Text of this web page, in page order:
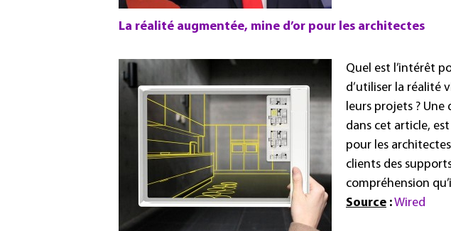
La réalité augmentée, mine d’or pour les architectes
Quel est l’intérêt
d’utiliser la réalité
leurs projets ?
dans cet article,
pour les
clients des
compréhension
Source :Wired